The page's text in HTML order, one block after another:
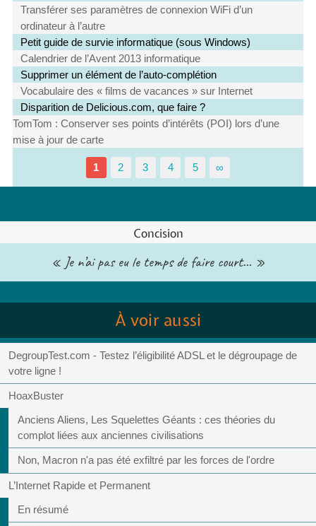
Transférer ses paramètres de connexion WiFi d’un
ordinateur à l’autre
Petit guide de survie informatique (sous Windows)
Calendrier de l’Avent 2013 informatique
Supprimer un élément de l’auto-complétion
Vocabulaire des « films de vacances » sur Internet
Disparition de Delicious.com, que faire ?
TomTom : Conserver ses points d’intérêts (POI) lors d’une
mise à jour de carte
1 2 3 4 5 ∞
Concision
« Je n’ai pas eu le temps de faire court… »
À voir aussi
DegroupTest.com - Testez l’éligibilité ADSL et le dégroupage de
votre ligne !
HoaxBuster
Anciens Aliens, Les Squelettes Géants : ces théories du
complot liées aux anciennes civilisations
Non, Macron n'a pas été exfiltré par les forces de l'ordre
L’Internet Rapide et Permanent
En résumé